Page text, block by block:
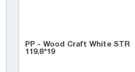
PP - Wood Craft White STR
119.8*19